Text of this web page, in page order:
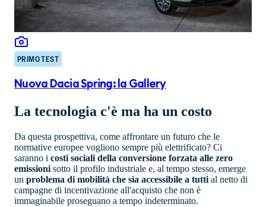
PRIMO TEST
Nuova Dacia Spring: la Gallery
La tecnologia c'è ma ha un costo
Da questa prospettiva, come affrontare un futuro che le
normative europee vogliono sempre più elettrificato? Ci
saranno i costi sociali della conversione forzata alle zero
emissioni sotto il profilo industriale e, al tempo stesso, emerge
un problema di mobilità che sia accessibile a tutti al netto di
campagne di incentivazione all'acquisto che non è
immaginabile proseguano a tempo indeterminato.